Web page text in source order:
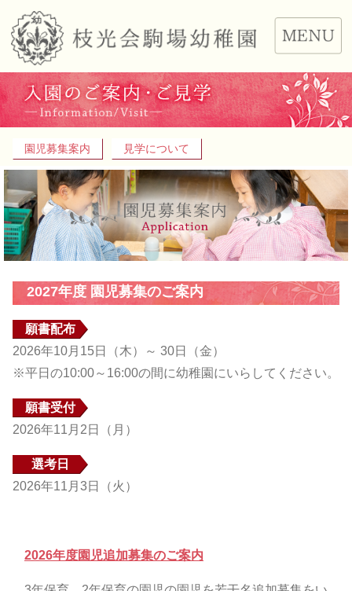
園児募集案内 見学について
2027年度 園児募集のご案内
願書配布
2026年10月15日（木）～ 30日（金）
※平日の10:00～16:00の間に幼稚園にいらしてください。
願書受付
2026年11月2日（月）
選考日
2026年11月3日（火）
2026年度園児追加募集のご案内